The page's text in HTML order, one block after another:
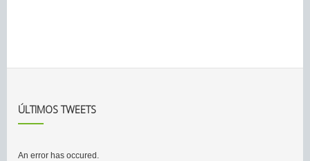
ÚLTIMOS TWEETS
An error has occured.